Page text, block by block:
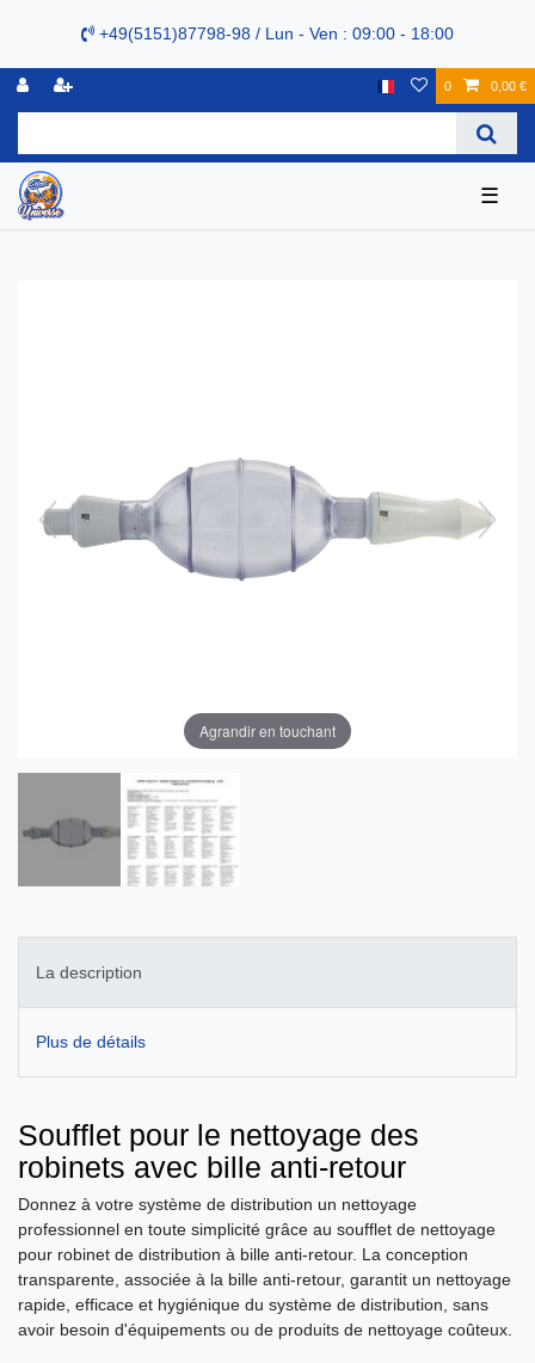
+49(5151)87798-98 / Lun - Ven : 09:00 - 18:00
0 0,00 €
☰
Agrandir en touchant
La description
Plus de détails
Soufflet pour le nettoyage des
robinets avec bille anti-retour
Donnez à votre système de distribution un nettoyage
professionnel en toute simplicité grâce au soufflet de nettoyage
pour robinet de distribution à bille anti-retour. La conception
transparente, associée à la bille anti-retour, garantit un nettoyage
rapide, efficace et hygiénique du système de distribution, sans
avoir besoin d'équipements ou de produits de nettoyage coûteux.